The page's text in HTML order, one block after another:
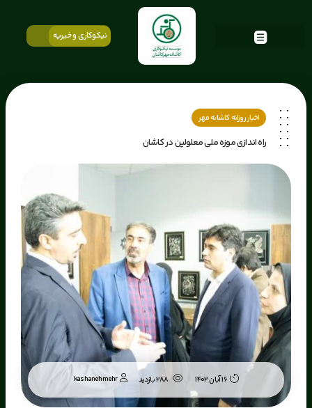
نیکوکاری و خیریه
اخبار روزانه کاشانه مهر
راه اندازی موزه ملی معلولین در کاشان
16 آبان 1402 288 بازدید kashanehmehr